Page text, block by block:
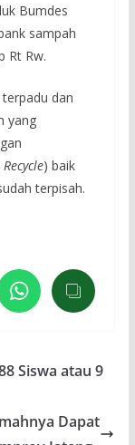
Bumdes
sampah
Rt Rw.
dan
yang
) baik
terpisah.
Siswa atau 9
Dapat